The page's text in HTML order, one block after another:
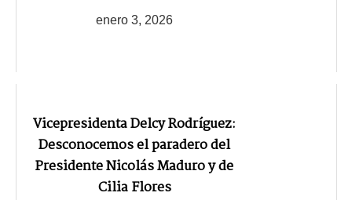
enero 3, 2026
Vicepresidenta Delcy Rodríguez:
Desconocemos el paradero del
Presidente Nicolás Maduro y de
Cilia Flores